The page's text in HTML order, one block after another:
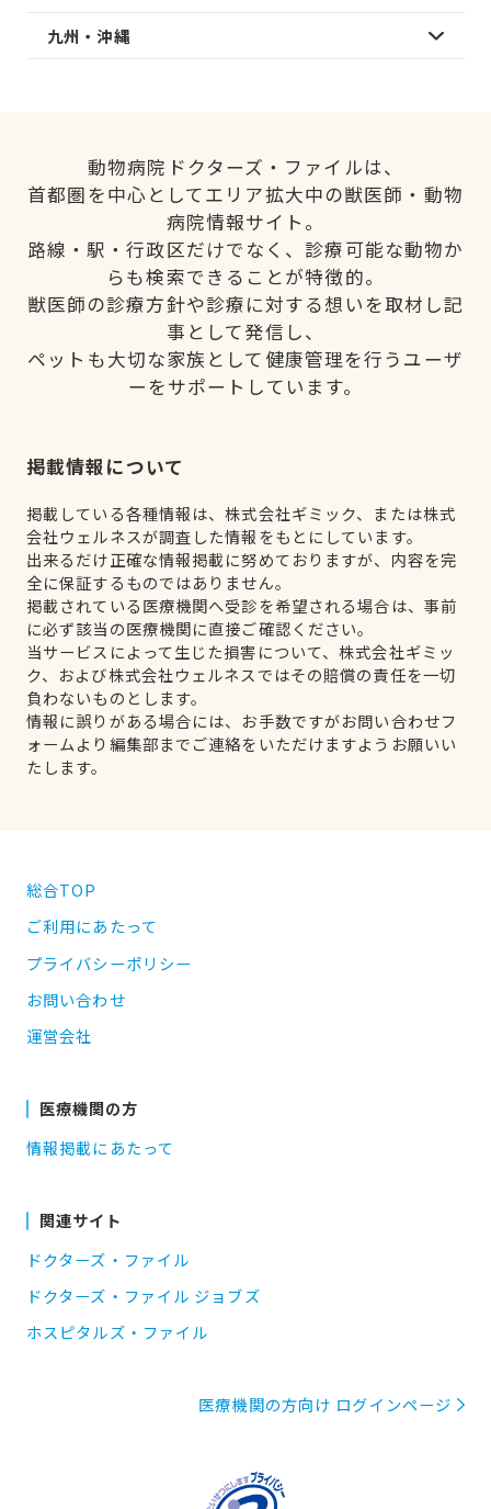
九州・沖縄
動物病院ドクターズ・ファイルは、
首都圏を中心としてエリア拡大中の獣医師・動物
病院情報サイト。
路線・駅・行政区だけでなく、診療可能な動物か
らも検索できることが特徴的。
獣医師の診療方針や診療に対する想いを取材し記
事として発信し、
ペットも大切な家族として健康管理を行うユーザ
ーをサポートしています。
掲載情報について
掲載している各種情報は、株式会社ギミック、または株式
会社ウェルネスが調査した情報をもとにしています。
出来るだけ正確な情報掲載に努めておりますが、内容を完
全に保証するものではありません。
掲載されている医療機関へ受診を希望される場合は、事前
に必ず該当の医療機関に直接ご確認ください。
当サービスによって生じた損害について、株式会社ギミッ
ク、および株式会社ウェルネスではその賠償の責任を一切
負わないものとします。
情報に誤りがある場合には、お手数ですがお問い合わせフ
ォームより編集部までご連絡をいただけますようお願いい
たします。
総合TOP
ご利用にあたって
プライバシーポリシー
お問い合わせ
運営会社
医療機関の方
情報掲載にあたって
関連サイト
ドクターズ・ファイル
ドクターズ・ファイル ジョブズ
ホスピタルズ・ファイル
医療機関の方向け ログインページ